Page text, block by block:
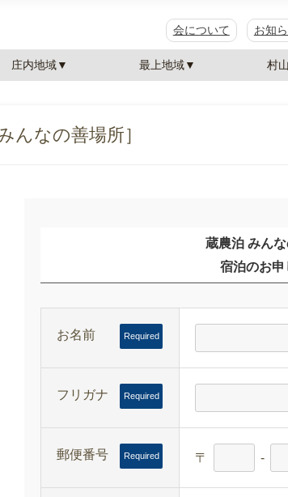
会について お知
庄内地域▼ 最上地域▼ 村
んなの善場所］
蔵農泊 みん
宿泊のお申
お名前 Required
フリガナ Required
郵便番号 Required 〒 -